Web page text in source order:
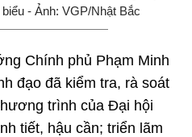
- Ảnh: VGP/Nhật Bắc
Chính phủ Phạm Minh
đạo đã kiểm tra, rà soát
trình của Đại hội
tiết, hậu cần; triển lãm